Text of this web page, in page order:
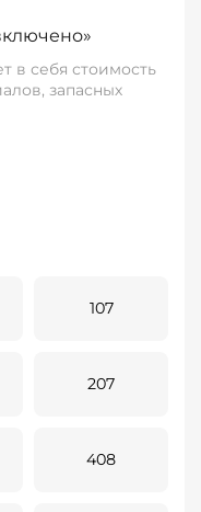
в себя стоимость
запасных
107
207
408